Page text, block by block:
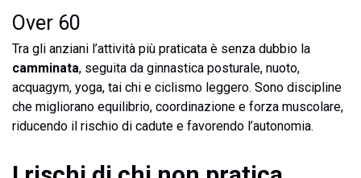
Over 60
Tra gli anziani l’attività più praticata è senza dubbio la
camminata, seguita da ginnastica posturale, nuoto,
acquagym, yoga, tai chi e ciclismo leggero. Sono discipline
che migliorano equilibrio, coordinazione e forza muscolare,
riducendo il rischio di cadute e favorendo l’autonomia.